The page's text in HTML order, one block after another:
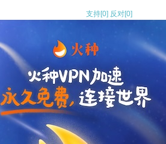
支持[0] 反对[0]
支持[0] 反对
支持